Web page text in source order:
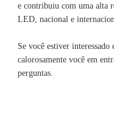
e contribuiu com uma alta
Se você estiver interessado
calorosamente você em